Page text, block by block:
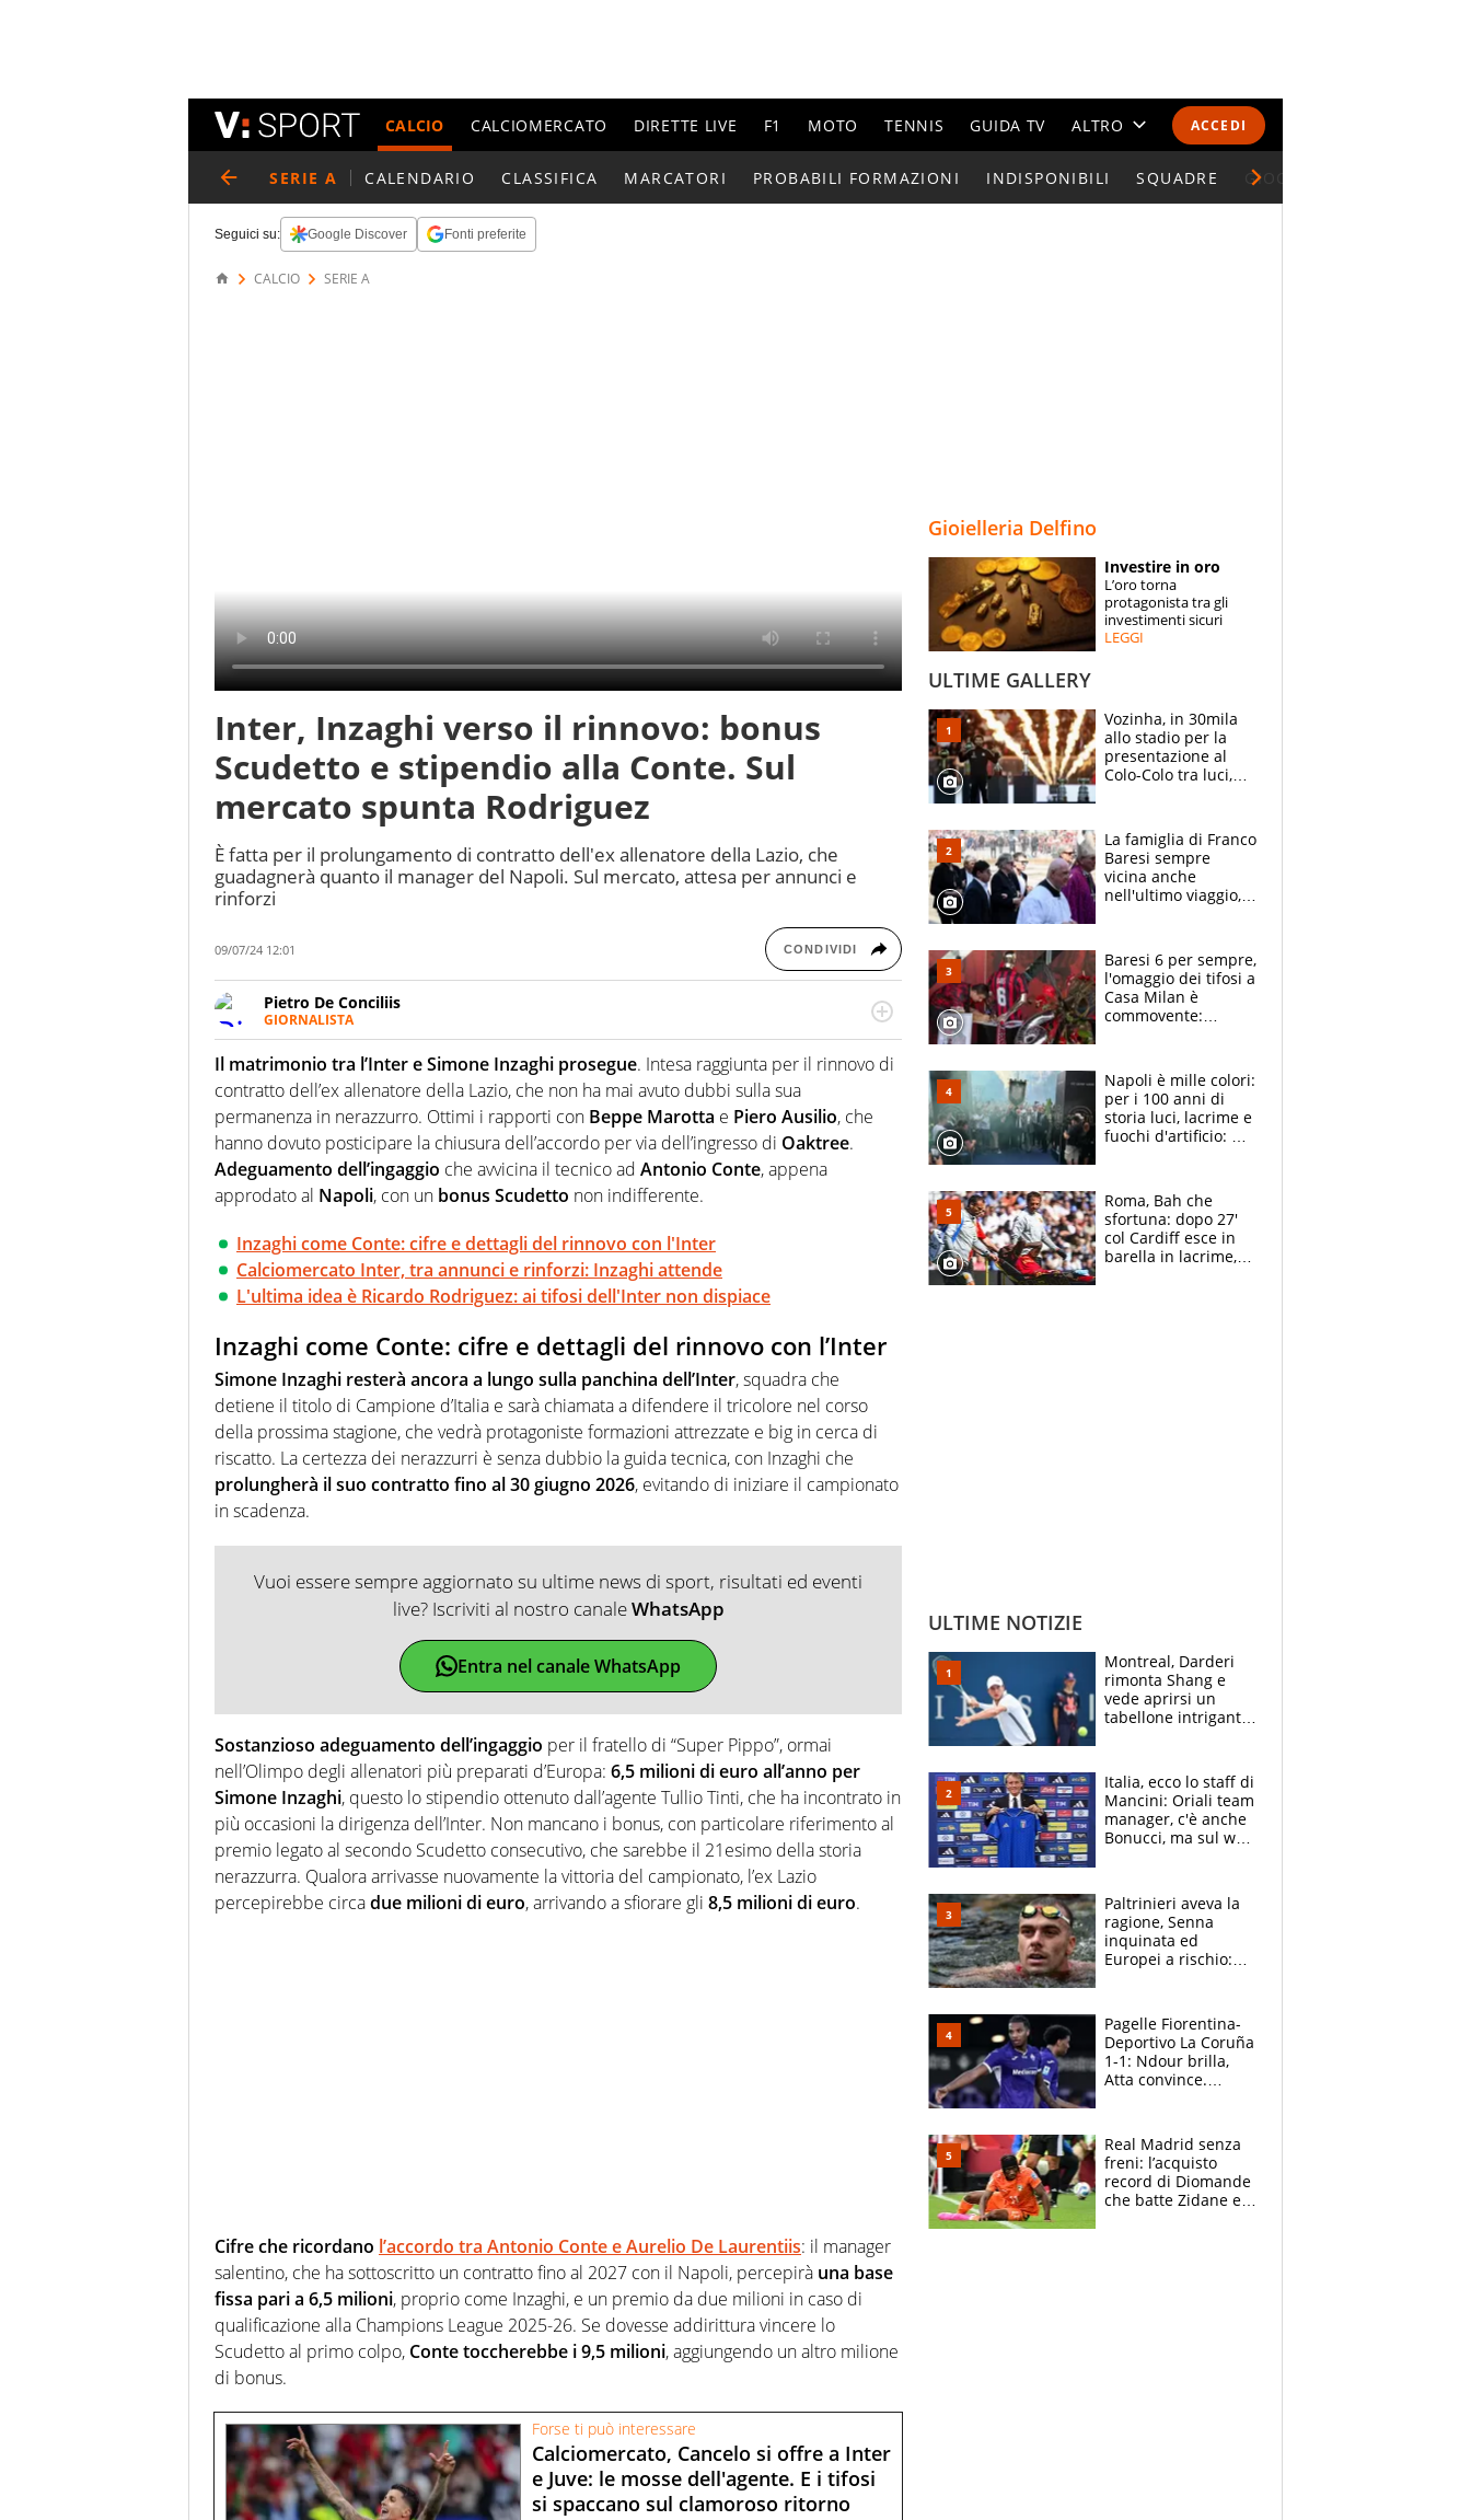
ACCEDI
CALCIO CALCIOMERCATO DIRETTE LIVE F1 MOTO TENNIS GUIDA TV ALTRO
CALENDARI E CLASSIFICHE
ESPERTI
CONTATTI
SERIE A CALENDARIO CLASSIFICA MARCATORI PROBABILI FORMAZIONI INDISPONIBILI SQUADRE GIOCATORI SERIE A
Seguici su: Google Discover Fonti preferite
CALCIO SERIE A
Inter, Inzaghi verso il rinnovo: bonus
Scudetto e stipendio alla Conte. Sul
mercato spunta Rodriguez
È fatta per il prolungamento di contratto dell'ex allenatore della Lazio, che
guadagnerà quanto il manager del Napoli. Sul mercato, attesa per annunci e
rinforzi
09/07/24 12:01 CONDIVIDI
Pietro De Conciliis
GIORNALISTA
Giornalista pubblicista e speaker radiofonico, per Virgilio Sport si occupa di calcio con
uno sguardo attento e competente sui campionati di Serie B e Serie C
Il matrimonio tra l’Inter e Simone Inzaghi prosegue. Intesa raggiunta per il rinnovo di
contratto dell’ex allenatore della Lazio, che non ha mai avuto dubbi sulla sua
permanenza in nerazzurro. Ottimi i rapporti con Beppe Marotta e Piero Ausilio, che
hanno dovuto posticipare la chiusura dell’accordo per via dell’ingresso di Oaktree.
Adeguamento dell’ingaggio che avvicina il tecnico ad Antonio Conte, appena
approdato al Napoli, con un bonus Scudetto non indifferente.
Inzaghi come Conte: cifre e dettagli del rinnovo con l'Inter
Calciomercato Inter, tra annunci e rinforzi: Inzaghi attende
L'ultima idea è Ricardo Rodriguez: ai tifosi dell'Inter non dispiace
Inzaghi come Conte: cifre e dettagli del rinnovo con l’Inter
Simone Inzaghi resterà ancora a lungo sulla panchina dell’Inter, squadra che
detiene il titolo di Campione d’Italia e sarà chiamata a difendere il tricolore nel corso
della prossima stagione, che vedrà protagoniste formazioni attrezzate e big in cerca di
riscatto. La certezza dei nerazzurri è senza dubbio la guida tecnica, con Inzaghi che
prolungherà il suo contratto fino al 30 giugno 2026, evitando di iniziare il campionato
in scadenza.
Vuoi essere sempre aggiornato su ultime news di sport, risultati ed eventi
live? Iscriviti al nostro canaleWhatsApp
Entra nel canale WhatsApp
Sostanzioso adeguamento dell’ingaggio per il fratello di “Super Pippo”, ormai
nell’Olimpo degli allenatori più preparati d’Europa: 6,5 milioni di euro all’anno per
Simone Inzaghi, questo lo stipendio ottenuto dall’agente Tullio Tinti, che ha incontrato in
più occasioni la dirigenza dell’Inter. Non mancano i bonus, con particolare riferimento al
premio legato al secondo Scudetto consecutivo, che sarebbe il 21esimo della storia
nerazzurra. Qualora arrivasse nuovamente la vittoria del campionato, l’ex Lazio
percepirebbe circadue milioni di euro, arrivando a sfiorare gli 8,5 milioni di euro.
Cifre che ricordano l’accordo tra Antonio Conte e Aurelio De Laurentiis: il manager
salentino, che ha sottoscritto un contratto fino al 2027 con il Napoli, percepirà una base
fissa pari a 6,5 milioni, proprio come Inzaghi, e un premio da due milioni in caso di
qualificazione alla Champions League 2025-26. Se dovesse addirittura vincere lo
Scudetto al primo colpo, Conte toccherebbe i 9,5 milioni, aggiungendo un altro milione
di bonus.
Forse ti può interessare
Calciomercato, Cancelo si offre a Inter
e Juve: le mosse dell'agente. E i tifosi
si spaccano sul clamoroso ritorno
Gioielleria Delfino
Investire in oro
L’oro torna
protagonista tra gli
investimenti sicuri
LEGGI
ULTIME GALLERY
Vozinha, in 30mila
allo stadio per la
presentazione al
Colo-Colo tra luci,
La famiglia di Franco
Baresi sempre
vicina anche
nell'ultimo viaggio,
circondati
dall'affetto dei tifosi
Baresi 6 per sempre,
l'omaggio dei tifosi a
Casa Milan è
commovente:
bigliettini
Napoli è mille colori:
per i 100 anni di
storia luci, lacrime e
fuochi d'artificio: De
Roma, Bah che
sfortuna: dopo 27'
col Cardiff esce in
barella in lacrime,
ULTIME NOTIZIE
Montreal, Darderi
rimonta Shang e
vede aprirsi un
tabellone intrigante:
felice del mio livello"
Italia, ecco lo staff di
Mancini: Oriali team
manager, c'è anche
Bonucci, ma sul web
Paltrinieri aveva la
ragione, Senna
inquinata ed
Europei a rischio:
adesso
Pagelle Fiorentina-
Deportivo La Coruña
1-1: Ndour brilla,
Atta convince.
Real Madrid senza
freni: l’acquisto
record di Diomande
che batte Zidane e